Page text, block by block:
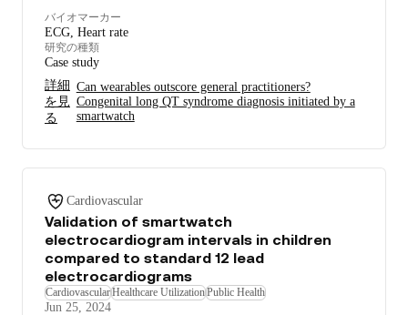
バイオマーカー
ECG, Heart rate
研究の種類
Case study
詳細
を見
る
Can wearables outscore general practitioners?
Congenital long QT syndrome diagnosis initiated by a
smartwatch
Cardiovascular
Validation of smartwatch
electrocardiogram intervals in children
compared to standard 12 lead
electrocardiograms
CardiovascularHealthcare UtilizationPublic Health
Jun 25, 2024